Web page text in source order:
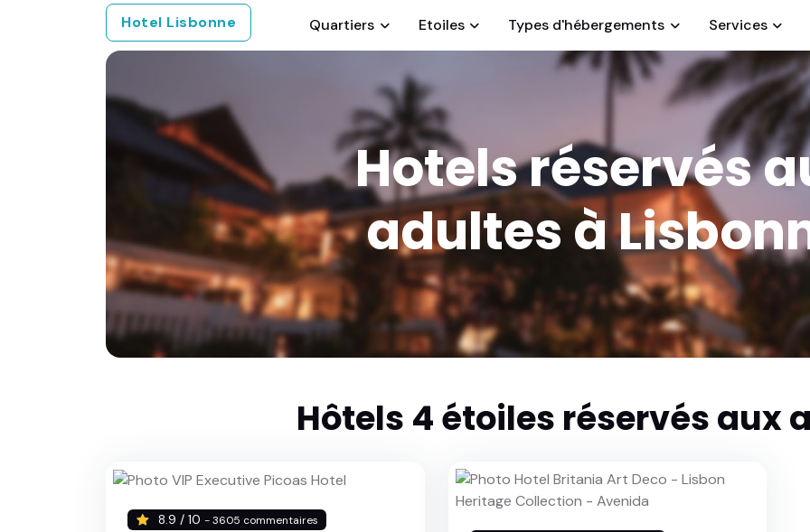
Hotel Lisbonne Quartiers Etoiles Types d'hébergements Services
Hotels réservés
adultes à
Hôtels 4 étoiles réservés aux
8.9 / 10 - 3605 commentaires